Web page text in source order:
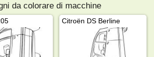
da colorare di macchine
Citroën DS Berline